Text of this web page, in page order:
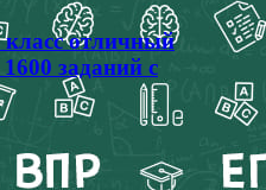
отличный
заданий с